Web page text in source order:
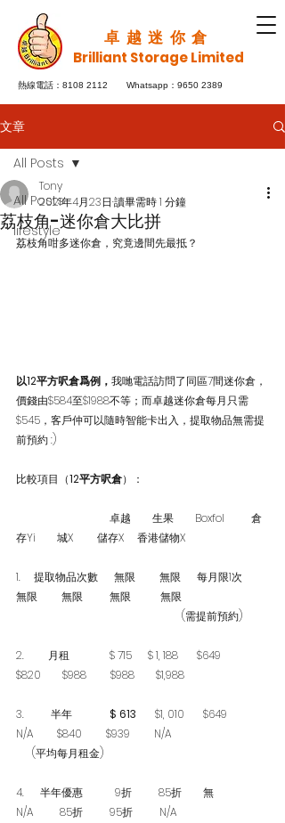
卓越迷你倉
Brilliant Storage Limited
熱線電話： 8108 2112 Whatsapp：9650 2389
文章
All Posts
lifestyle
All Posts
荔枝角-迷你倉大比拼
Tony
2021年4月23日 讀畢需時 1 分鐘
荔枝角咁多迷你倉，究竟邊間先最抵？
以12平方呎倉爲例， 我哋電話訪問了同區7間迷你倉，
價錢由$584至$1988不等；而卓越迷你倉每月只需
$545，客戶仲可以隨時智能卡出入，提取物品無需提
前預約 :)
比較項目（12平方呎倉）：
存Yi        城X         儲存X     香港儲物X
1.     提取物品次數      無限         無限      每月限1次
無限         無限          無限           無限
                                                              (需提前預約)
2.         月租               $ 715      $ 1, 188       $649
$820        $988         $988        $1,988
3.          半年 $ 613
     $1, 010       $649
N/A         $840         $939         N/A
      (平均每月租金)
4.      半年優惠 9折
          85折        無
N/A          85折          95折          N/A